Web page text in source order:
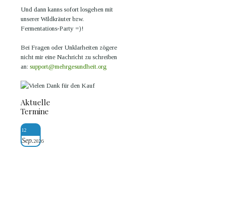
Und dann kanns sofort losgehen mit
unserer Wildkräuter bzw.
Fermentations-Party =)!
Bei Fragen oder Unklarheiten zögere
nicht mir eine Nachricht zu schreiben
an: support@mehrgesundheit.org
Aktuelle
Termine
12
Sep.2026